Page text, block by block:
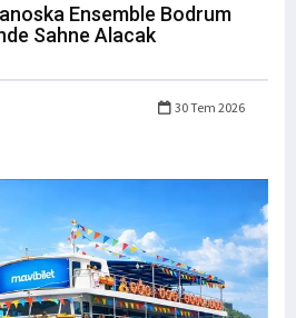
Ensemble Bodrum
Sahne Alacak
30 Tem 2026